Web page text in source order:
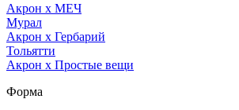
Акрон x МЕЧ
Мурал
Акрон x Гербарий
Тольятти
Акрон x Простые вещи
Форма